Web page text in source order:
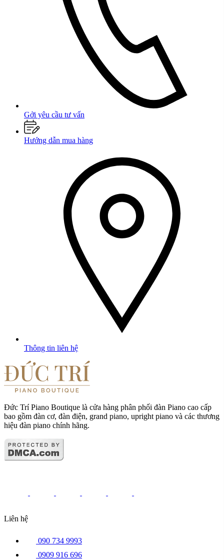
Gởi yêu cầu tư vấn
Hướng dẫn mua hàng
Thông tin liên hệ
Đức Trí Piano Boutique là cửa hàng phân phối đàn Piano cao cấp
bao gồm đàn cơ, đàn điện, grand piano, upright piano và các thương
hiệu đàn piano chính hãng.
Liên hệ
090 734 9993
0909 916 696